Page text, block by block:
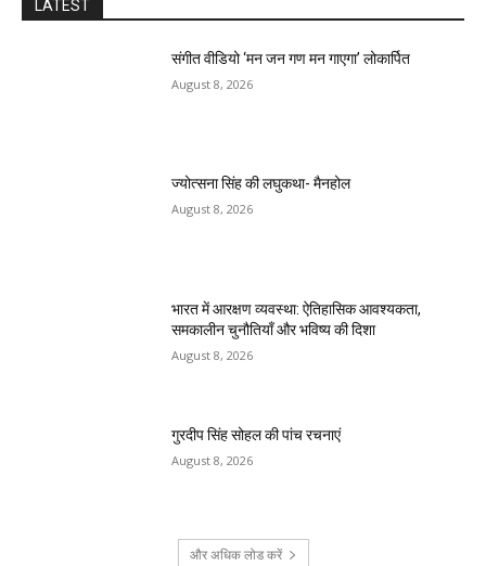
LATEST
संगीत वीडियो ‘मन जन गण मन गाएगा’ लोकार्पित
August 8, 2026
ज्योत्सना सिंह की लघुकथा- मैनहोल
August 8, 2026
भारत में आरक्षण व्यवस्था: ऐतिहासिक आवश्यकता,
समकालीन चुनौतियाँ और भविष्य की दिशा
August 8, 2026
गुरदीप सिंह सोहल की पांच रचनाएं
August 8, 2026
और अधिक लोड करें